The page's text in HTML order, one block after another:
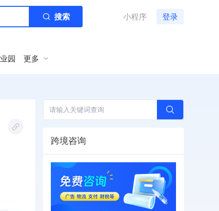
搜索 小程序 登录
园 更多
跨境咨询